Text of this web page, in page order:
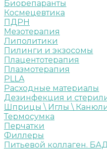
Биорепаранты
Космецевтика
ПДРН
Мезотерапия
Липолитики
Пилинги и экзосомы
Плацентотерапия
Плазмотерапия
PLLA
Расходные материалы
Дезинфекция и
Шприцы \ Иглы \
Термосумка
Перчатки
Филлеры
Питьевой коллаген.